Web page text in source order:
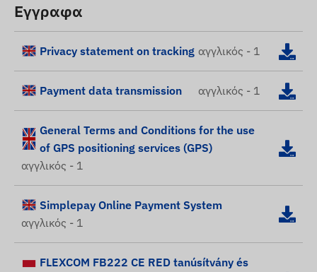
Εγγραφα
Privacy statement on tracking αγγλικός - 1
Payment data transmission αγγλικός - 1
General Terms and Conditions for the use
of GPS positioning services (GPS)
αγγλικός - 1
Simplepay Online Payment System
αγγλικός - 1
FLEXCOM FB222 CE RED tanúsítvány és